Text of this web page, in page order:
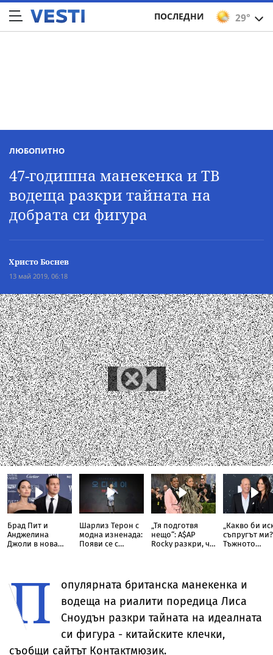
29°
ПОСЛЕДНИ
ЛЮБОПИТНО
47-годишна манекенка и ТВ
водеща разкри тайната на
добрата си фигура
Христо Боснев
13 май 2019, 06:18
Брад Пит и
Анджелина
Джоли в нова
Шарлиз Терон с
модна изненада:
Появи се с
„Тя подготвя
нещо“: A$AP
Rocky разкри, че
„Какво би
съпругът
Тъжното
П
опулярната британска манекенка и
водеща на риалити поредица Лиса
Сноудън разкри тайната на идеалната
си фигура - китайските клечки,
съобщи сайтът Контактмюзик.